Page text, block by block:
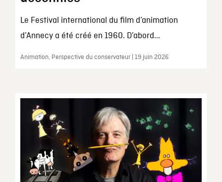
Le Festival international du film d’animation
d’Annecy a été créé en 1960. D’abord...
Animation, Perspective du conservateur | 19 juin 2026